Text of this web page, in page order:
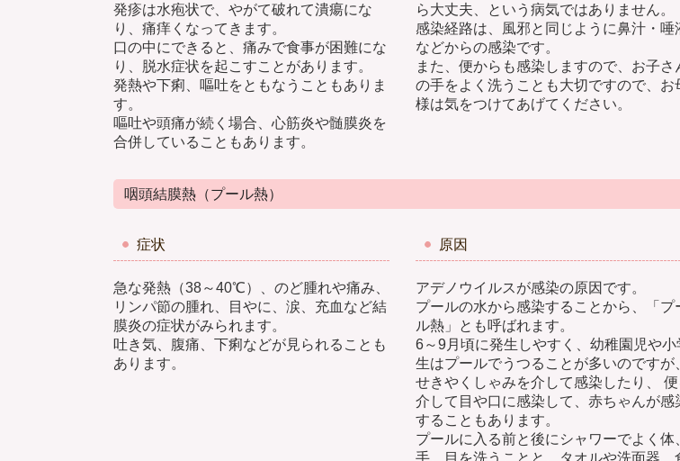
発疹は水疱状で、やがて破れて潰瘍にな
り、痛痒くなってきます。
口の中にできると、痛みで食事が困難にな
り、脱水症状を起こすことがあります。
発熱や下痢、嘔吐をともなうこともありま
す。
嘔吐や頭痛が続く場合、心筋炎や髄膜炎を
合併していることもあります。
ら大丈夫、という病気ではありません。
感染経路は、風邪と同じように鼻汁・唾
などからの感染です。
また、便からも感染しますので、お子さ
の手をよく洗うことも大切ですので、お
様は気をつけてあげてください。
咽頭結膜熱（プール熱）
症状
急な発熱（38～40℃）、のど腫れや痛み、
リンパ節の腫れ、目やに、涙、充血など結
膜炎の症状がみられます。
吐き気、腹痛、下痢などが見られることも
あります。
原因
アデノウイルスが感染の原因です。
プールの水から感染することから、「プ
ル熱」とも呼ばれます。
6～9月頃に発生しやすく、幼稚園児や小
生はプールでうつることが多いのですが
せきやくしゃみを介して感染したり、 便
介して目や口に感染して、赤ちゃんが感
することもあります。
プールに入る前と後にシャワーでよく体